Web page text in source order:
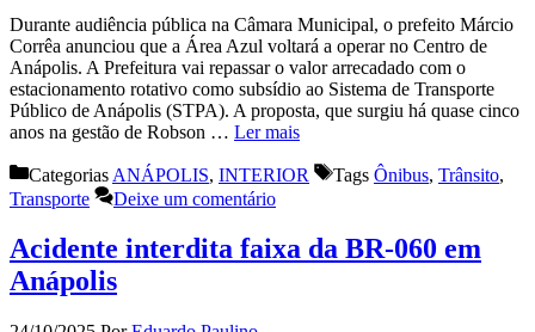
Durante audiência pública na Câmara Municipal, o prefeito Márcio
Corrêa anunciou que a Área Azul voltará a operar no Centro de
Anápolis. A Prefeitura vai repassar o valor arrecadado com o
estacionamento rotativo como subsídio ao Sistema de Transporte
Público de Anápolis (STPA). A proposta, que surgiu há quase cinco
anos na gestão de Robson … Ler mais
Categorias ANÁPOLIS, INTERIOR Tags Ônibus, Trânsito,
Transporte
Deixe um comentário
Acidente interdita faixa da BR-060 em
Anápolis